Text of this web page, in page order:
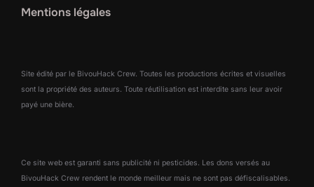
Mentions légales
Site édité par le BivouHack Crew. Toutes les productions écrites et visuelles
sont la propriété des auteurs. Toute réutilisation est interdite sans leur avoir
payé une bière.
Ce site web est garanti sans publicité ni pesticides. Les dons versés au
BivouHack Crew rendent le monde meilleur mais ne sont pas défiscalisables.